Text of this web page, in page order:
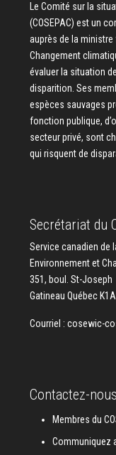
Le Comité sur la
(COSEPAC) est un
auprès de la ministre
Changement
évaluer la situation
disparition. Ses
espèces sauvages
fonction publique,
secteur privé, sont
qui risquent de
Secrétariat du
Service canadien de
Environnement et
351, boul. St-Joseph
Gatineau Québec
Courriel : cosewic-
Contactez-nous
Membres du
Communiquez